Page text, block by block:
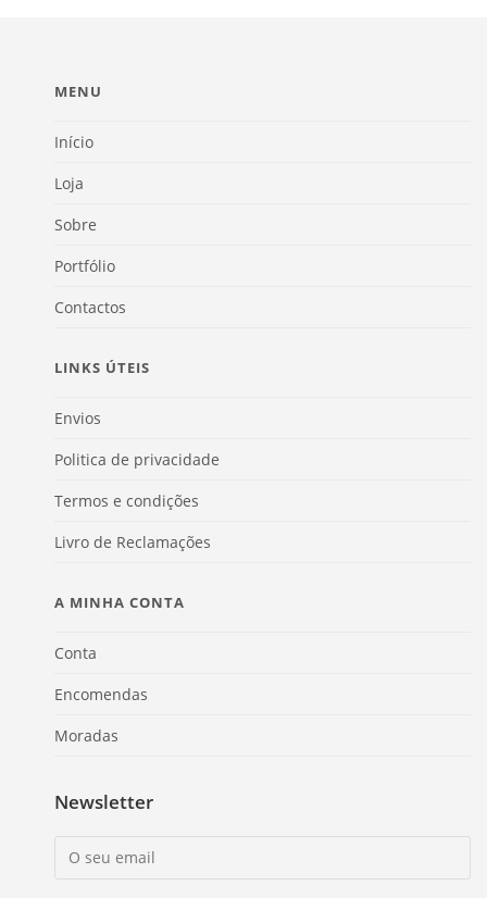
MENU
Início
Loja
Sobre
Portfólio
Contactos
LINKS ÚTEIS
Envios
Politica de privacidade
Termos e condições
Livro de Reclamações
A MINHA CONTA
Conta
Encomendas
Moradas
Newsletter